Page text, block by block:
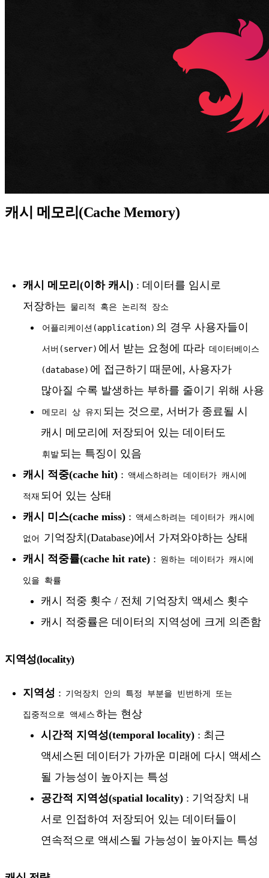
캐시 메모리(Cache Memory)
캐시 메모리(이하 캐시) : 데이터를 임시로
저장하는 물리적 혹은 논리적 장소
어플리케이션(application) 의 경우 사용자들이
서버(server) 에서 받는 요청에 따라 데이터베이스
(database) 에 접근하기 때문에, 사용자가
많아질 수록 발생하는 부하를 줄이기 위해 사용
메모리 상 유지 되는 것으로, 서버가 종료될 시
캐시 메모리에 저장되어 있는 데이터도
휘발되는 특징이 있음
캐시 적중(cache hit) : 액세스하려는 데이터가 캐시에
적재 되어 있는 상태
캐시 미스(cache miss) : 액세스하려는 데이터가 캐시에
없어
기억장치(Database)에서 가져와야하는 상태
캐시 적중률(cache hit rate) : 원하는 데이터가 캐시에
있을 확률
캐시 적중 횟수 / 전체 기억장치 액세스 횟수
캐시 적중률은 데이터의 지역성에 크게 의존함
지역성(locality)
지역성 : 기억장치 안의 특정 부분을 빈번하게 또는
집중적으로 액세스하는 현상
시간적 지역성(temporal locality) : 최근
액세스된 데이터가 가까운 미래에 다시 액세스
될 가능성이 높아지는 특성
공간적 지역성(spatial locality) : 기억장치 내
서로 인접하여 저장되어 있는 데이터들이
연속적으로 액세스될 가능성이 높아지는 특성